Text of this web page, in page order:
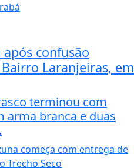
confusão
Laranjeiras, em
terminou com
arma branca e duas